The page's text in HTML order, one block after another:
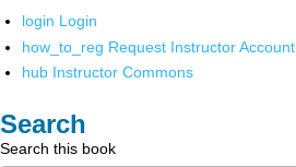
login Login
how_to_reg Request Instructor Account
hub Instructor Commons
Search
Search this book